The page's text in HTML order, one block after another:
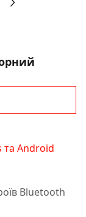
та Android
Bluetooth